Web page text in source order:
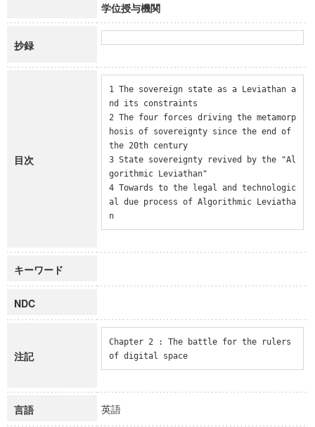
学位授与機関
抄録
目次
1 The sovereign state as a Leviathan a
nd its constraints
2 The four forces driving the metamorp
hosis of sovereignty since the end of
the 20th century
3 State sovereignty revived by the "Al
gorithmic Leviathan"
4 Towards to the legal and technologic
al due process of Algorithmic Leviatha
n
キーワード
NDC
注記
Chapter 2 : The battle for the rulers
of digital space
言語 英語